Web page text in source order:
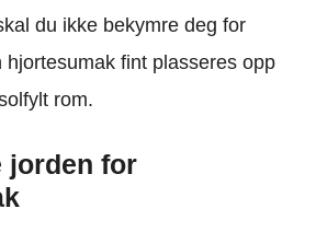
du ikke bekymre deg for
hjortesumak fint plasseres opp
rom.
jorden for